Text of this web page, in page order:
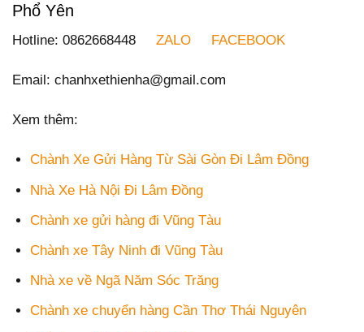
Phổ Yên
Hotline: 0862668448 ZALO FACEBOOK
Email: chanhxethienha@gmail.com
Xem thêm:
Chành Xe Gửi Hàng Từ Sài Gòn Đi Lâm Đồng
Nhà Xe Hà Nội Đi Lâm Đồng
Chành xe gửi hàng đi Vũng Tàu
Chành xe Tây Ninh đi Vũng Tàu
Nhà xe về Ngã Năm Sóc Trăng
Chành xe chuyển hàng Cần Thơ Thái Nguyên